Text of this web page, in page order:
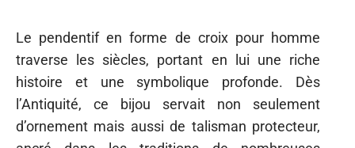
Le pendentif en forme de croix pour homme
traverse les siècles, portant en lui une riche
histoire et une symbolique profonde. Dès
l’Antiquité, ce bijou servait non seulement
d’ornement mais aussi de talisman protecteur,